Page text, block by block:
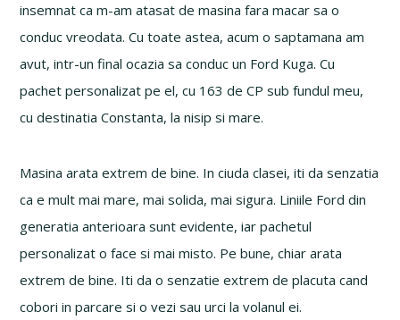
insemnat ca m-am atasat de masina fara macar sa o
conduc vreodata. Cu toate astea, acum o saptamana am
avut, intr-un final ocazia sa conduc un Ford Kuga. Cu
pachet personalizat pe el, cu 163 de CP sub fundul meu,
cu destinatia Constanta, la nisip si mare.
Masina arata extrem de bine. In ciuda clasei, iti da senzatia
ca e mult mai mare, mai solida, mai sigura. Liniile Ford din
generatia anterioara sunt evidente, iar pachetul
personalizat o face si mai misto. Pe bune, chiar arata
extrem de bine. Iti da o senzatie extrem de placuta cand
cobori in parcare si o vezi sau urci la volanul ei.